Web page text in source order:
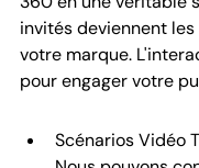
invités deviennent
votre marque.
pour engager votre
Scénarios Vidéo